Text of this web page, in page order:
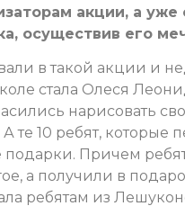
акции, а
осуществив его
в такой акции и
стала Олеся
нарисовать
те 10 ребят,
Причем
а получили в
ребятам из